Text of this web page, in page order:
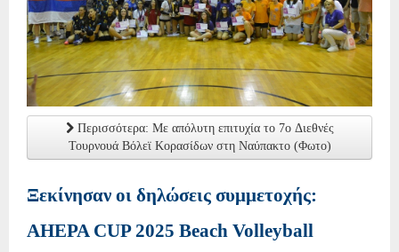
Περισσότερα: Με απόλυτη επιτυχία το 7o Διεθνές
Τουρνουά Βόλεϊ Κορασίδων στη Ναύπακτο (Φωτο)
Ξεκίνησαν οι δηλώσεις συμμετοχής:
AHEPA CUP 2025 Beach Volleyball